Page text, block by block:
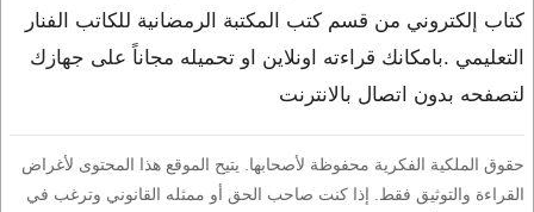
كتاب إلكتروني من قسم كتب المكتبة الرمضانية للكاتب الفنار
التعليمي .بامكانك قراءته اونلاين او تحميله مجاناً على جهازك
لتصفحه بدون اتصال بالانترنت
حقوق الملكية الفكرية محفوظة لأصحابها. يتيح الموقع هذا المحتوى لأغراض
القراءة والتوثيق فقط. إذا كنت صاحب الحق أو ممثله القانوني وترغب في